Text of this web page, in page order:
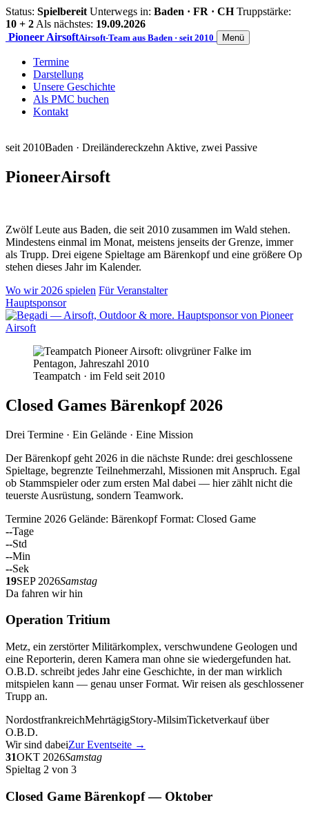
Status: Spielbereit Unterwegs in: Baden · FR · CH Truppstärke:
10 + 2 Als nächstes: 19.09.2026
Pioneer AirsoftAirsoft-Team aus Baden · seit 2010 Menü
Termine
Darstellung
Unsere Geschichte
Als PMC buchen
Kontakt
seit 2010Baden · Dreiländereckzehn Aktive, zwei Passive
PioneerAirsoft
Zwölf Leute aus Baden, die seit 2010 zusammen im Wald stehen.
Mindestens einmal im Monat, meistens jenseits der Grenze, immer
als Trupp. Drei eigene Spieltage am Bärenkopf und eine größere Op
stehen dieses Jahr im Kalender.
Wo wir 2026 spielen Für Veranstalter
Hauptsponsor
Teampatch · im Feld seit 2010
Closed Games Bärenkopf 2026
Drei Termine · Ein Gelände · Eine Mission
Der Bärenkopf geht 2026 in die nächste Runde: drei geschlossene
Spieltage, begrenzte Teilnehmerzahl, Missionen mit Anspruch. Egal
ob Stammspieler oder zum ersten Mal dabei — hier zählt nicht die
teuerste Ausrüstung, sondern Teamwork.
Termine 2026 Gelände: Bärenkopf Format: Closed Game
--Tage
--Std
--Min
--Sek
19SEP 2026Samstag
Da fahren wir hin
Operation Tritium
Metz, ein zerstörter Militärkomplex, verschwundene Geologen und
eine Reporterin, deren Kamera man ohne sie wiedergefunden hat.
O.B.D. schreibt jedes Jahr eine Geschichte, in der man wirklich
mitspielen kann — genau unser Format. Wir reisen als geschlossener
Trupp an.
NordostfrankreichMehrtägigStory-MilsimTicketverkauf über
O.B.D.
Wir sind dabeiZur Eventseite →
31OKT 2026Samstag
Spieltag 2 von 3
Closed Game Bärenkopf — Oktober